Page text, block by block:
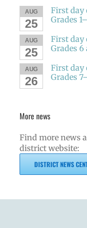
AUG
25
First day
Grades
AUG
25
First day
Grades 6
AUG
26
First day
Grades
More news
Find more news
district website:
DISTRICT NEWS